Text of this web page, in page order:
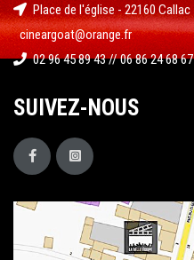
Place de l'église - 22160 Callac
cineargoat@orange.fr
02 96 45 89 43 // 06 86 24 68 67
SUIVEZ-NOUS